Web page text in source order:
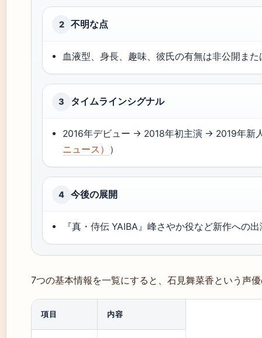
2 不明な点
血液型、身長、趣味、彼氏の有無は非公開ま
3 タイムラインシグナル
2016年デビュー → 2018年初主演 → 2019年新
ニュース） ）
4 今後の展開
『真・侍伝 YAIBA』峰さやか役など新作への
7つの基本情報を一覧にすると、石見舞菜香という声
項目 内容